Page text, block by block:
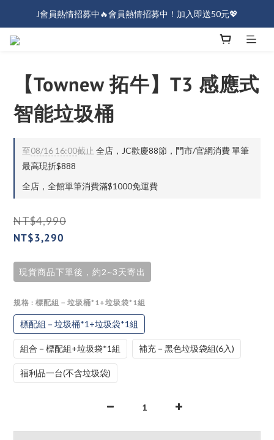
J會員熱情招募中🔥會員熱情招募中！加入即送50元💖
J會員熱情招募中🔥會員熱情招募中！加入即送50元💖
【Townew 拓牛】T3 感應式
智能垃圾桶
至08/16 16:00截止 全店，JC歡慶88節，門市/官網消費 單筆
最高現折$888
全店，全館單筆消費滿$1000免運費
NT$4,990
NT$3,290
現貨商品下單後，約2~3天寄出
規格 : 標配組－垃圾桶*1+垃圾袋*1組
標配組－垃圾桶*1+垃圾袋*1組
組合－標配組+垃圾袋*1組 補充－黑色垃圾袋組(6入)
福利品一台(不含垃圾袋)